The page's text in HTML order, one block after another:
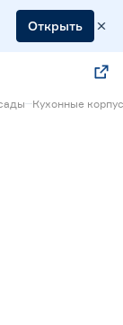
Открыть
Кухонные